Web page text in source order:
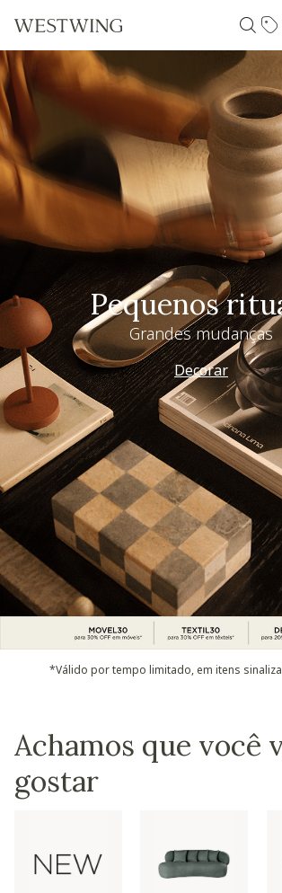
Pequenos
Grandes mudanças
Decorar
*Válido por tempo limitado, em itens
Achamos que você
gostar